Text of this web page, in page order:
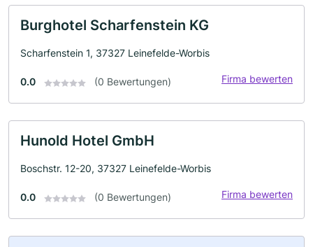
Burghotel Scharfenstein KG
Scharfenstein 1, 37327 Leinefelde-Worbis
0.0 (0 Bewertungen) Firma bewerten
Hunold Hotel GmbH
Boschstr. 12-20, 37327 Leinefelde-Worbis
0.0 (0 Bewertungen) Firma bewerten